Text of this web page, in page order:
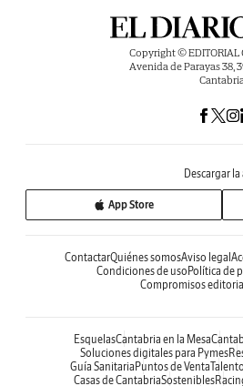
Copyright © EDITORIAL
Avenida de Parayas 38,
Cantabria
Descargar la
App Store
ContactarQuiénes somosAviso legal
Condiciones de usoPolítica de
Compromisos
EsquelasCantabria en la Mesa
Soluciones digitales para Pymes
Guía SanitariaPuntos de Venta
Casas de CantabriaSostenibles